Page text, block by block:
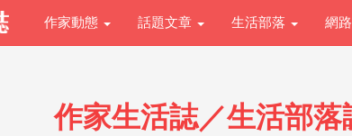
作家動態 話題文章 生活部落 網
作家生活誌／生活部落